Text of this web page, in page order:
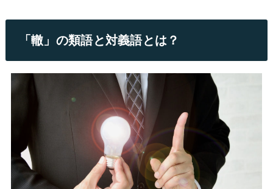
「轍」の類語と対義語とは？